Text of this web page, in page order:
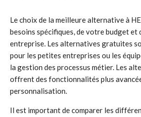
Le choix de la meilleure alternative à
besoins spécifiques, de votre budget et
entreprise. Les alternatives gratuites
pour les petites entreprises ou les
la gestion des processus métier. Les
offrent des fonctionnalités plus
personnalisation.
Il est important de comparer les